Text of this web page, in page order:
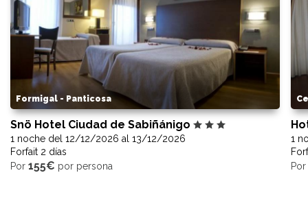
Formigal - Panticosa
Snö Hotel Ciudad de Sabiñánigo
1 noche del 12/12/2026 al 13/12/2026
Forfait 2 días
Por 155€ por persona
1
Por